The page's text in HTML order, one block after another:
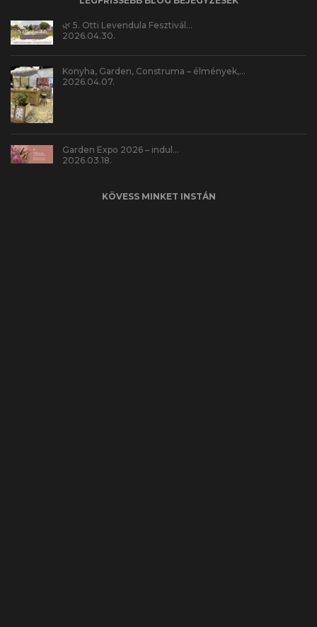
🌿 5. Otti Levendula Fesztivál…
2026.04.30.
Konyha, Garden, Construma – élmények,…
2026.04.07.
Garden Expo 2026 – indul…
2026.03.18.
KÖVESS MINKET INSTÁN